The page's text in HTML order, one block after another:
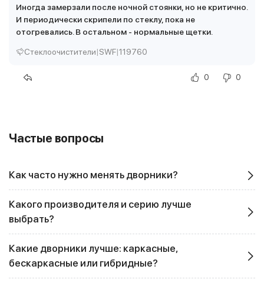
Иногда замерзали после ночной стоянки, но не критично.
И периодически скрипели по стеклу, пока не
отогревались. В остальном - нормальные щетки.
Стеклоочистители|SWF|119760
0 0
Частые вопросы
Как часто нужно менять дворники?
Какого производителя и серию лучше
выбрать?
Какие дворники лучше: каркасные,
бескаркасные или гибридные?